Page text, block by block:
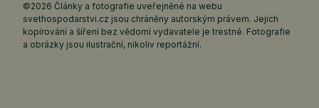
©2026 Články a fotografie uveřejněné na webu
svethospodarstvi.cz jsou chráněny autorským právem. Jejich
kopírování a šíření bez vědomí vydavatele je trestné. Fotografie
a obrázky jsou ilustrační, nikoliv reportážní.